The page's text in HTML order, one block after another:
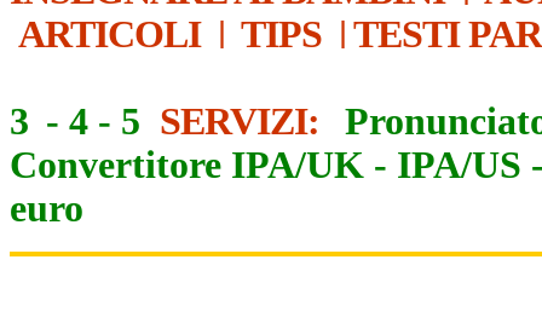
ARTICOLI| TIPS | TESTI
3 - 4 - 5 SERVIZI:
Convertitore IPA/UK - IPA/US
euro